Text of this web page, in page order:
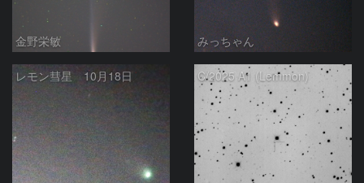
金野栄敏 みっちゃん
レモン彗星 10月18日 C/2025 A1 (Lemmon)